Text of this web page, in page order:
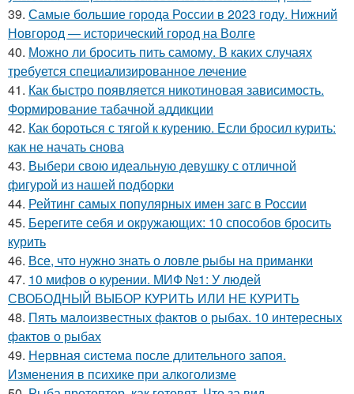
39. Самые большие города России в 2023 году. Нижний
Новгород — исторический город на Волге
40. Можно ли бросить пить самому. В каких случаях
требуется специализированное лечение
41. Как быстро появляется никотиновая зависимость.
Формирование табачной аддикции
42. Как бороться с тягой к курению. Если бросил курить:
как не начать снова
43. Выбери свою идеальную девушку с отличной
фигурой из нашей подборки
44. Рейтинг самых популярных имен загс в России
45. Берегите себя и окружающих: 10 способов бросить
курить
46. Все, что нужно знать о ловле рыбы на приманки
47. 10 мифов о курении. МИФ №1: У людей
СВОБОДНЫЙ ВЫБОР КУРИТЬ ИЛИ НЕ КУРИТЬ
48. Пять малоизвестных фактов о рыбах. 10 интересных
фактов о рыбах
49. Нервная система после длительного запоя.
Изменения в психике при алкоголизме